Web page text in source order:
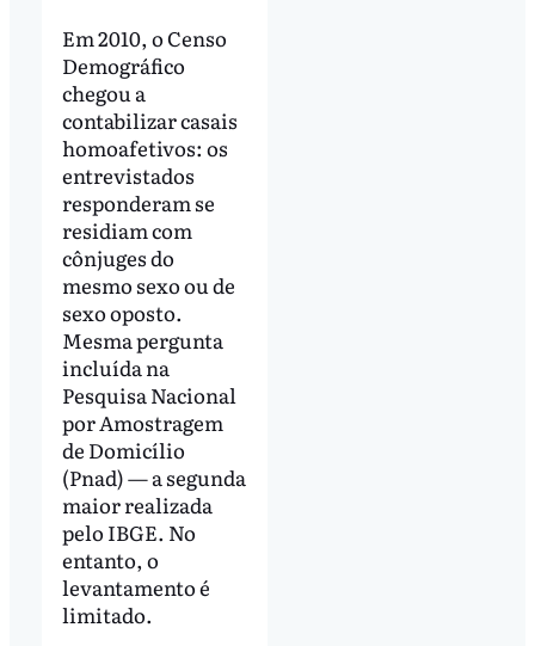
Em 2010, o Censo
Demográfico
chegou a
contabilizar casais
homoafetivos: os
entrevistados
responderam se
residiam com
cônjuges do
mesmo sexo ou de
sexo oposto.
Mesma pergunta
incluída na
Pesquisa Nacional
por Amostragem
de Domicílio
(Pnad) — a segunda
maior realizada
pelo IBGE. No
entanto, o
levantamento é
limitado.